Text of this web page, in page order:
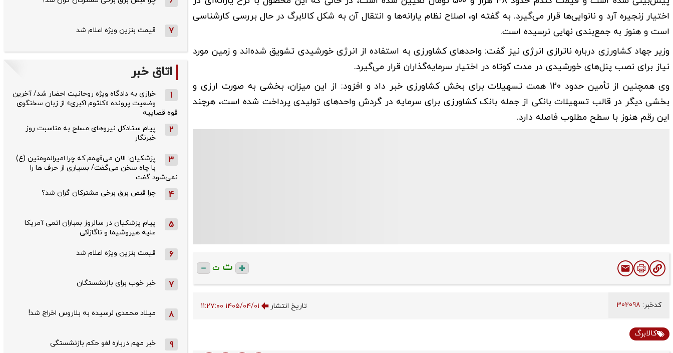
اختیار زنجیره آرد و نانوایی‌ها قرار می‌گیرد. به گفته او، اصلاح نظام یارانه‌ها و انتقال آن به شکل کالابرگ در حال بررسی کارشناسی
است و هنوز به جمع‌بندی نهایی نرسیده است.
وزیر جهاد کشاورزی درباره ناترازی انرژی نیز گفت: واحدهای کشاورزی به استفاده از انرژی خورشیدی تشویق شده‌اند و زمین مورد
نیاز برای نصب پنل‌های خورشیدی در مدت کوتاه در اختیار سرمایه‌گذاران قرار می‌گیرد.
وی همچنین از تأمین حدود 120 همت تسهیلات برای بخش کشاورزی خبر داد و افزود: از این میزان، بخشی به صورت ارزی و
بخشی دیگر در قالب تسهیلات بانکی از جمله بانک کشاورزی برای سرمایه در گردش واحدهای تولیدی پرداخت شده است، هرچند
این رقم هنوز با سطح مطلوب فاصله دارد.
ت ت
کدخبر: تاریخ انتشار ۱۴۰۵/۰۴/۰۱ ۱۱:۲۷:۰۰
کالابرگ
7 قیمت بنزین ویژه اعلام شد
اتاق خبر
1
خرازی به دادگاه ویژه روحانیت احضار شد/ آخرین
وضعیت پرونده «کلثوم اکبری» از زبان سخنگوی
قوه قضاییه
2
پیام ستادکل نیروهای مسلح به مناسبت روز
خبرنگار
3
پزشکیان: الان می‌فهمم که چرا امیرالمومنین (ع)
با چاه سخن می‌گفت/ بسیاری از حرف ها را
نمی‌شود گفت
4 چرا قبض برق برخی مشترکان گران شد؟
5
پیام پزشکیان در سالروز بمباران اتمی آمریکا
علیه هیروشیما و ناگازاکی
6 قیمت بنزین ویژه اعلام شد
7 خبر خوب برای بازنشستگان
8 میلاد محمدی نرسیده به بلاروس اخراج شد!
9 خبر مهم درباره لغو حکم بازنشستگی